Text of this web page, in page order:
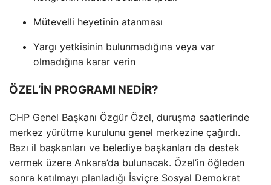
Mütevelli heyetinin atanması
Yargı yetkisinin bulunmadığına veya var
olmadığına karar verin
ÖZEL’İN PROGRAMI NEDİR?
CHP Genel Başkanı Özgür Özel, duruşma saatlerinde
merkez yürütme kurulunu genel merkezine çağırdı.
Bazı il başkanları ve belediye başkanları da destek
vermek üzere Ankara’da bulunacak. Özel’in öğleden
sonra katılmayı planladığı İsviçre Sosyal Demokrat